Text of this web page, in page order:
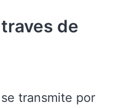
de
transmite por